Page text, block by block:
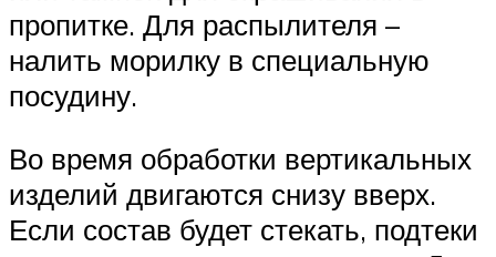
пропитке. Для распылителя –
налить морилку в специальную
посудину.
Во время обработки вертикальных
изделий двигаются снизу вверх.
Если состав будет стекать, подтеки